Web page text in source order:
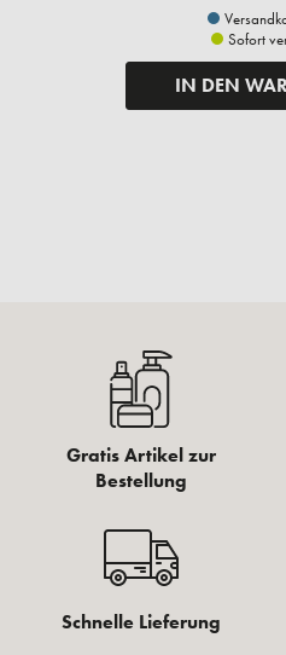
Sofort
IN DEN
Gratis Artikel zur
Bestellung
Schnelle Lieferung